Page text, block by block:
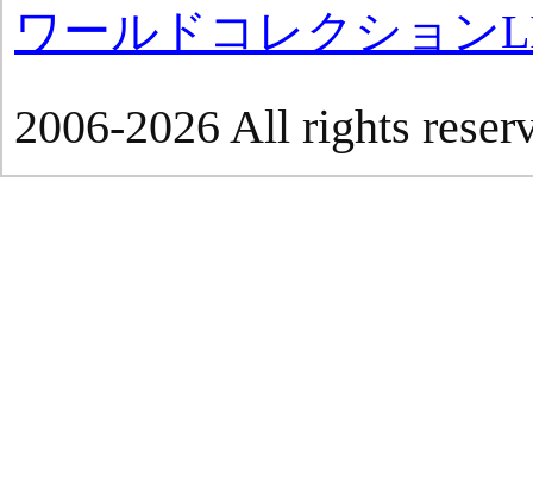
ワールドコレクション
2006-2026 All rights